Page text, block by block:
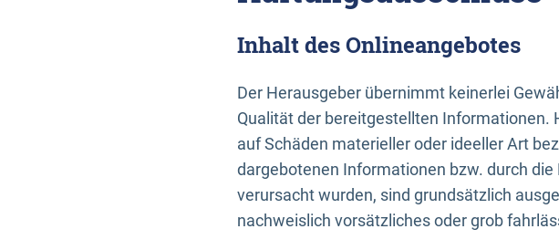
Inhalt des Onlineangebotes
Der Herausgeber übernimmt keinerlei
Qualität der bereitgestellten Informationen.
auf Schäden materieller oder ideeller Art
dargebotenen Informationen bzw. durch
verursacht wurden, sind grundsätzlich
nachweislich vorsätzliches oder grob